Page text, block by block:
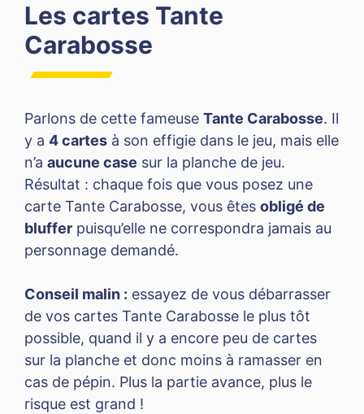
Les cartes Tante
Carabosse
Parlons de cette fameuse Tante Carabosse. Il
y a 4 cartes à son effigie dans le jeu, mais elle
n’a aucune case sur la planche de jeu.
Résultat : chaque fois que vous posez une
carte Tante Carabosse, vous êtes obligé de
bluffer puisqu’elle ne correspondra jamais au
personnage demandé.
Conseil malin : essayez de vous débarrasser
de vos cartes Tante Carabosse le plus tôt
possible, quand il y a encore peu de cartes
sur la planche et donc moins à ramasser en
cas de pépin. Plus la partie avance, plus le
risque est grand !